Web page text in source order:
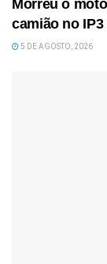
Morreu o
camião no
5 DE AGOSTO, 2026